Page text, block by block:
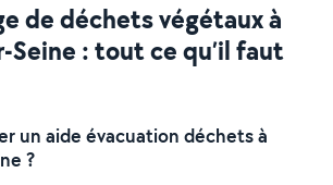
de déchets végétaux à
Seine : tout ce qu’il faut
un aide évacuation déchets à
?